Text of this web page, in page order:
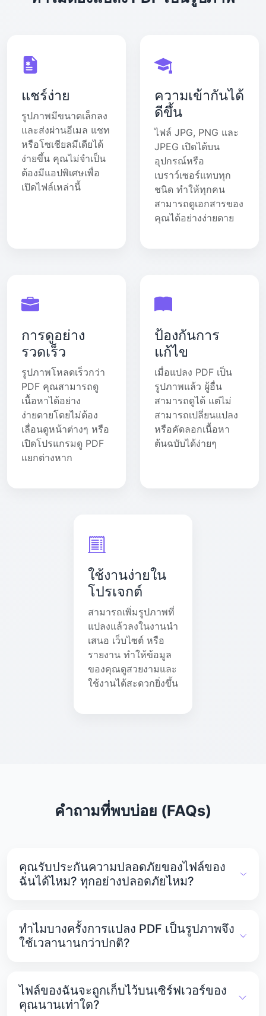
แชร์ง่าย
รูปภาพมีขนาดเล็กลง
และส่งผ่านอีเมล แชท
หรือโซเชียลมีเดียได้
ง่ายขึ้น คุณไม่จำเป็น
ต้องมีแอปพิเศษเพื่อ
เปิดไฟล์เหล่านี้
ความเข้ากันได้
ดีขึ้น
ไฟล์ JPG, PNG และ
JPEG เปิดได้บน
อุปกรณ์หรือ
เบราว์เซอร์แทบทุก
ชนิด ทำให้ทุกคน
สามารถดูเอกสารของ
คุณได้อย่างง่ายดาย
การดูอย่าง
รวดเร็ว
รูปภาพโหลดเร็วกว่า
PDF คุณสามารถดู
เนื้อหาได้อย่าง
ง่ายดายโดยไม่ต้อง
เลื่อนดูหน้าต่างๆ หรือ
เปิดโปรแกรมดู PDF
แยกต่างหาก
ป้องกันการ
แก้ไข
เมื่อแปลง PDF เป็น
รูปภาพแล้ว ผู้อื่น
สามารถดูได้ แต่ไม่
สามารถเปลี่ยนแปลง
หรือคัดลอกเนื้อหา
ต้นฉบับได้ง่ายๆ
ใช้งานง่ายใน
โปรเจกต์
สามารถเพิ่มรูปภาพที่
แปลงแล้วลงในงานนำ
เสนอ เว็บไซต์ หรือ
รายงาน ทำให้ข้อมูล
ของคุณดูสวยงามและ
ใช้งานได้สะดวกยิ่งขึ้น
คำถามที่พบบ่อย (FAQs)
คุณรับประกันความปลอดภัยของไฟล์ของ
ฉันได้ไหม? ทุกอย่างปลอดภัยไหม?
และความปลอดภัยของคุณอย่างจริงจัง ไฟล์ทั้งหมดของ
คุณจะถูกเก็บไว้ในเซิร์ฟเวอร์ที่ปลอดภัยและได้รับการ
ปกป้องจากการเข้าถึงโดยไม่ได้รับอนุญาต
ทำไมบางครั้งการแปลง PDF เป็นรูปภาพจึง
ใช้เวลานานกว่าปกติ?
เวลานานขึ้นเล็กน้อย เนื่องจากระบบต้องประมวลผลและ
บีบอัดข้อมูล
ไฟล์ของฉันจะถูกเก็บไว้บนเซิร์ฟเวอร์ของ
คุณนานเท่าใด?